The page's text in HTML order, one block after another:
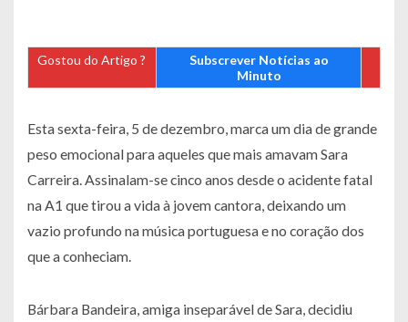
Gostou do Artigo ?
Subscrever Notícias ao
Minuto
Esta sexta-feira, 5 de dezembro, marca um dia de grande
peso emocional para aqueles que mais amavam Sara
Carreira. Assinalam-se cinco anos desde o acidente fatal
na A1 que tirou a vida à jovem cantora, deixando um
vazio profundo na música portuguesa e no coração dos
que a conheciam.
Bárbara Bandeira, amiga inseparável de Sara, decidiu